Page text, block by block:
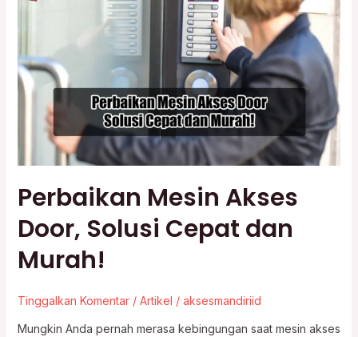
Perbaikan Mesin Akses
Door, Solusi Cepat dan
Murah!
Tinggalkan Komentar / Artikel / aksesmandiriid
Mungkin Anda pernah merasa kebingungan saat mesin akses
Solusi
Cepat
dan
Murah!